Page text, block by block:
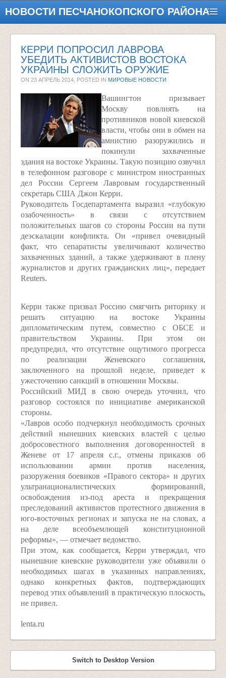
НОВОСТИ ПЕСЧАНОКОПСКОГО РАЙОНА
КЕРРИ ПОПРОСИЛ ЛАВРОВА
УБЕДИТЬ АКТИВИСТОВ ВОСТОКА
УКРАИНЫ СЛОЖИТЬ ОРУЖИЕ
ON 23 АПРЕЛЬ 2014 . POSTED IN МИРОВЫЕ НОВОСТИ
Вашингтон призывает
Москву повлиять на
противников новой киевской
власти, чтобы они в обмен на
амнистию разоружились и
покинули захваченные
здания на востоке Украины. Такую позицию озвучил
в телефонном разговоре с министром иностранных
дел России Сергеем Лавровым государственный
секретарь США Джон Керри.
Руководитель Госдепартамента выразил «глубокую
озабоченность» в связи с отсутствием
положительных шагов со стороны России на пути
деэскалации конфликта. Он «привел очевидный
факт, что сепаратисты увеличивают количество
захваченных зданий, а также удерживают в плену
журналистов и других гражданских лиц», передает
Reuters.
Керри также призвал Россию смягчить риторику и
решать ситуацию на востоке Украины
дипломатическим путем, совместно с ОБСЕ и
правительством Украины. При этом он
предупредил, что отсутствие ощутимого прогресса
по реализации Женевского соглашения,
заключенного на прошлой неделе, приведет к
ужесточению санкций в отношении Москвы.
Российский МИД в свою очередь уточнил, что
разговор состоялся по инициативе американской
стороны.
«Лавров особо подчеркнул необходимость срочных
действий нынешних киевских властей с целью
добросовестного выполнения договоренностей в
Женеве от 17 апреля с.г., отмены приказов об
использовании армии против населения,
разоружения боевиков «Правого сектора» и других
ультранационалистических формирований,
освобождения из-под ареста и прекращения
преследований активистов протестного движения в
юго-восточных регионах и запуска не на словах, а
на деле всеобъемлющей конституционной
реформы», — отмечает ведомство.
При этом, как сообщается, Керри утверждал, что
нынешние киевские руководители уже объявили о
необходимых шагах в указанных направлениях,
однако конкретных фактов, подтверждающих
перевод этих объявлений в практическую плоскость,
не привел.
lenta.ru
Switch to Desktop Version